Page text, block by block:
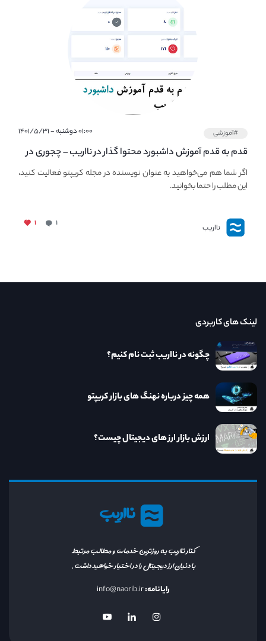
#آموزشی ۰۱:۰۰ دوشنبه - ۱۴۰۱/۵/۳۱
قدم به قدم آموزش داشبورد محتوا گذار در نااریب – چجوری در
نااریب محتوا بگذاریم؟
اگر شما هم می‌خواهید به عنوان نویسنده در مجله کریپتو فعالیت کنید،
این مطلب را حتما بخوانید.
نااریب ۱ ۱
نااریب
کنار نااریب به روزترین خدمات و مطالب مرتبط
با دنیای ارز دیجیتال را در اختیار خواهید داشت.
رایانامه:info@naorib.ir
لینک های کاربردی
چگونه در نااریب ثبت نام کنیم؟
همه چیز درباره نهنگ های بازار کریپتو
ارزش بازار ارز های دیجیتال چیست؟